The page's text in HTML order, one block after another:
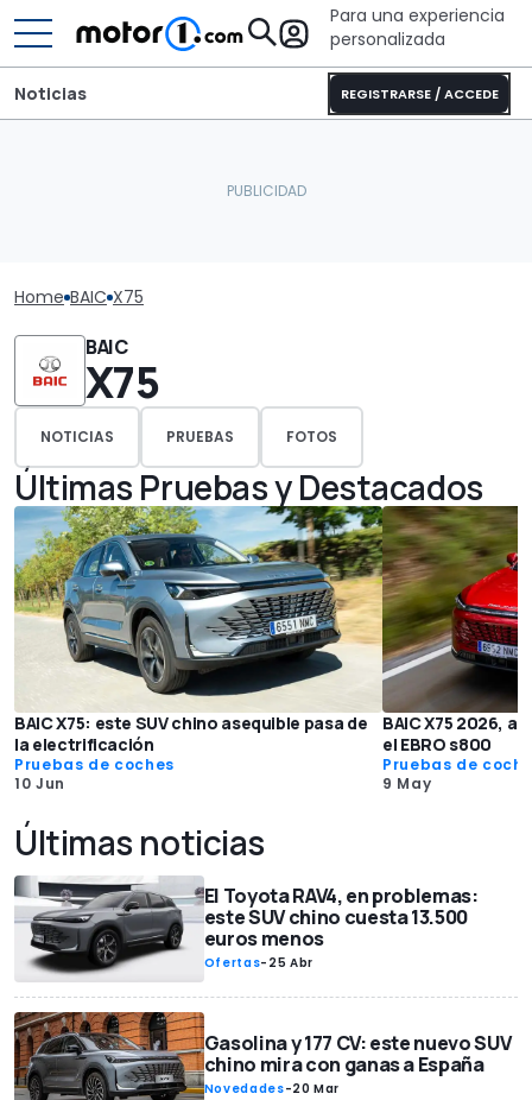
Para una experiencia
personalizada
REGISTRARSE / ACCEDE
Noticias
Home BAIC X75
BAIC
X75
NOTICIAS PRUEBAS FOTOS
Últimas Pruebas y Destacados
BAIC X75: este SUV chino asequible pasa de
la electrificación
Pruebas de coches
10 Jun
BAIC X75 2026, a
el EBRO s800
Pruebas de
9 May
Últimas noticias
El Toyota RAV4, en problemas:
este SUV chino cuesta 13.500
euros menos
Ofertas- 25 Abr
Gasolina y 177 CV: este nuevo SUV
chino mira con ganas a España
Novedades-20 Mar